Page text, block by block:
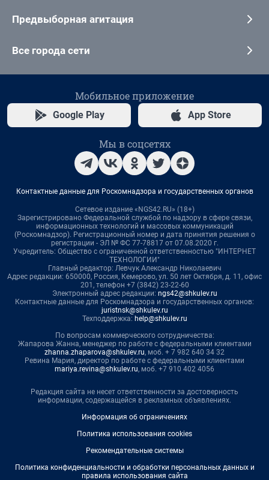
Предвыборная агитация
Все города сети
Мобильное приложение
Google Play App Store
Мы в соцсетях
Контактные данные для Роскомнадзора и государственных органов
Сетевое издание «NGS42.RU» (18+)
Зарегистрировано Федеральной службой по надзору в сфере связи,
информационных технологий и массовых коммуникаций
(Роскомнадзор). Регистрационный номер и дата принятия решения о
регистрации - ЭЛ № ФС 77-78817 от 07.08.2020 г.
Учредитель: Общество с ограниченной ответственностью "ИНТЕРНЕТ
ТЕХНОЛОГИИ"
Главный редактор: Левчук Александр Николаевич
Адрес редакции: 650000, Россия, Кемерово, ул. 50 лет Октября, д. 11, офис
201, телефон +7 (3842) 23-22-60
Электронный адрес редакции: ngs42@shkulev.ru
Контактные данные для Роскомнадзора и государственных органов:
juristnsk@shkulev.ru
Техподдержка: help@shkulev.ru
По вопросам коммерческого сотрудничества:
Жапарова Жанна, менеджер по работе с федеральными клиентами
zhanna.zhaparova@shkulev.ru, моб. + 7 982 640 34 32
Ревина Мария, директор по работе с федеральными клиентами
mariya.revina@shkulev.ru, моб. +7 910 402 4056
Редакция сайта не несет ответственности за достоверность
информации, содержащейся в рекламных объявлениях.
Информация об ограничениях
Политика использования cookies
Рекомендательные системы
Политика конфиденциальности и обработки персональных данных и
правила использования сайта